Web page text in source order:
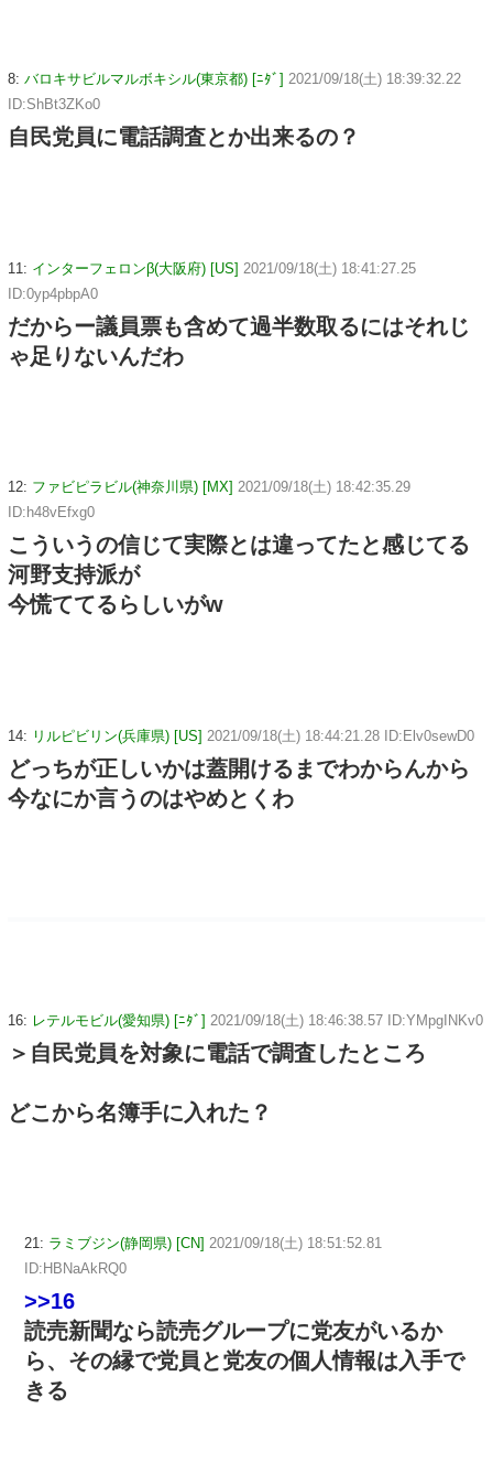
8: バロキサビルマルボキシル(東京都) [ﾆﾀﾞ] 2021/09/18(土) 18:39:32.22
ID:ShBt3ZKo0
自民党員に電話調査とか出来るの？
11: インターフェロンβ(大阪府) [US] 2021/09/18(土) 18:41:27.25
ID:0yp4pbpA0
だからー議員票も含めて過半数取るにはそれじ
ゃ足りないんだわ
12: ファビピラビル(神奈川県) [MX] 2021/09/18(土) 18:42:35.29
ID:h48vEfxg0
こういうの信じて実際とは違ってたと感じてる
河野支持派が
今慌ててるらしいがw
14: リルピビリン(兵庫県) [US] 2021/09/18(土) 18:44:21.28 ID:Elv0sewD0
どっちが正しいかは蓋開けるまでわからんから
今なにか言うのはやめとくわ
16: レテルモビル(愛知県) [ﾆﾀﾞ] 2021/09/18(土) 18:46:38.57 ID:YMpgINKv0
＞自民党員を対象に電話で調査したところ
どこから名簿手に入れた？
21: ラミブジン(静岡県) [CN] 2021/09/18(土) 18:51:52.81
ID:HBNaAkRQ0
>>16
読売新聞なら読売グループに党友がいるか
ら、その縁で党員と党友の個人情報は入手で
きる